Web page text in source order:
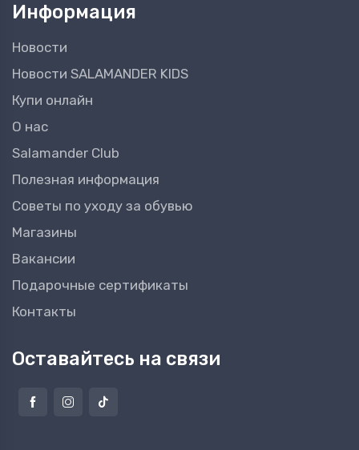
Информация
Новости
Новости SALAMANDER KIDS
Купи онлайн
О нас
Salamander Club
Полезная информация
Советы по уходу за обувью
Магазины
Вакансии
Подарочные сертификаты
Контакты
Оставайтесь на связи